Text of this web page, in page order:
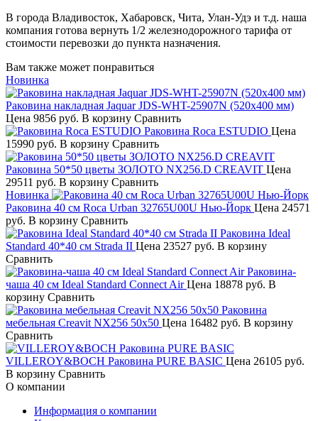
В города Владивосток, Хабаровск, Чита, Улан-Удэ и т.д. наша
компания готова вернуть 1/2 железнодорожного тарифа от
стоимости перевозки до пункта назначения.
Вам также может понравиться
Новинка
Раковина накладная Jaquar JDS-WHT-25907N (520x400 мм)
Цена 9856 руб. В корзину Сравнить
Раковина Roca ESTUDIO Цена
15990 руб. В корзину Сравнить
Раковина 50*50 цветы ЗОЛОТО NX256.D CREAVIT Цена
29511 руб. В корзину Сравнить
Новинка
Раковина 40 см Roca Urban 32765U00U Нью-Йорк Цена 24571
руб. В корзину Сравнить
Раковина Ideal
Standard 40*40 см Strada II Цена 23527 руб. В корзину
Сравнить
Раковина-
чаша 40 см Ideal Standard Connect Air Цена 18878 руб. В
корзину Сравнить
Раковина
мебельная Creavit NX256 50х50 Цена 16482 руб. В корзину
Сравнить
VILLEROY&BOCH Раковина PURE BASIC Цена 26105 руб.
В корзину Сравнить
О компании
Информация о компании